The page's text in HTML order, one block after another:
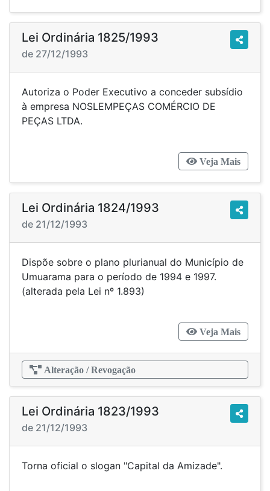
Lei Ordinária 1825/1993
de 27/12/1993
Autoriza o Poder Executivo a conceder subsídio
à empresa NOSLEMPEÇAS COMÉRCIO DE
PEÇAS LTDA.
Veja Mais
Lei Ordinária 1824/1993
de 21/12/1993
Dispõe sobre o plano plurianual do Município de
Umuarama para o período de 1994 e 1997.
(alterada pela Lei nº 1.893)
Veja Mais
Alteração / Revogação
Lei Ordinária 1823/1993
de 21/12/1993
Torna oficial o slogan "Capital da Amizade".